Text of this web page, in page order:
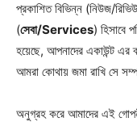
প্রকাশিত বিভিন্ন (নিউজ/
(সেবা/Services) হিসাবে
হয়েছে, আপনাদের একাউন্ট
আমরা কোথায় জমা রাখি সে
অনুগ্রহ করে আমাদের এই